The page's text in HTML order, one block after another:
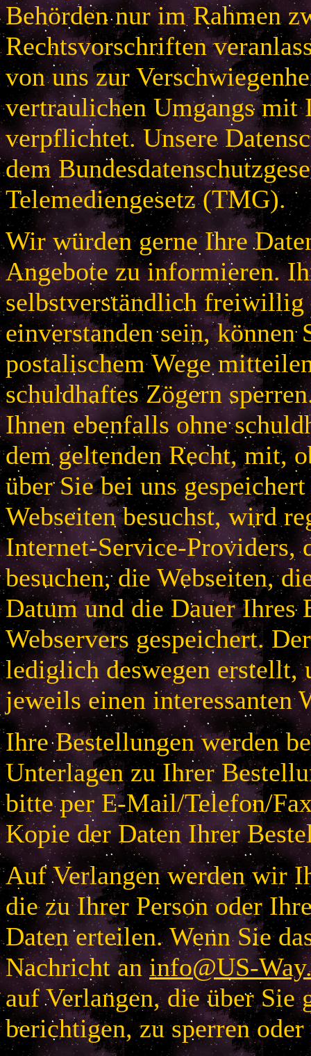
Behörden nur im Rahmen
Rechtsvorschriften
von uns zur
vertraulichen Umgangs mit
verpflichtet. Unsere
dem
Telemediengesetz (TMG).
Wir würden gerne Ihre
Angebote zu informieren.
selbstverständlich
einverstanden sein, können
postalischem Wege
schuldhaftes Zögern
Ihnen ebenfalls ohne
dem geltenden Recht, mit,
über Sie bei uns
Webseiten besuchst, wird
Internet-Service-Providers,
besuchen, die Webseiten,
Datum und die Dauer Ihres
Webservers gespeichert.
lediglich deswegen erstellt,
jeweils einen interessanten
Ihre Bestellungen werden
Unterlagen zu Ihrer
bitte per E-Mail/Telefon/
Kopie der Daten Ihrer
Auf Verlangen werden wir
die zu Ihrer Person oder
Daten erteilen. Wenn Sie
Nachricht aninfo@US-
auf Verlangen, die über Sie
berichtigen, zu sperren